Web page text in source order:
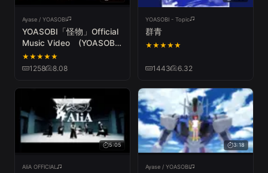
Ayase / YOASOBI
YOASOBI「怪物」Official
Music Video (YOASOBI
- Monster)
★★★★★
1258 8.08
YOASOBI - Topic
群青
★★★★★
1443 6.32
5:05
AliA OFFICIAL
3:18
Ayase / YOASOBI